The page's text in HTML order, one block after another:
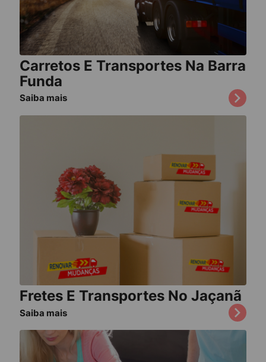
Carretos E Transportes Na Barra
Funda
Saiba mais
Fretes E Transportes No Jaçanã
Saiba mais